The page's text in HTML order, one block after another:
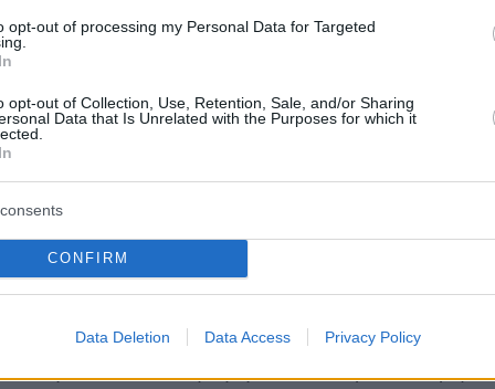
opt-out of processing my Personal Data for Targeted
opt-out of Collection, Use, Retention, Sale, and/or Sharing
Data that Is Unrelated with the Purposes for which it
CONFIRM
Data Deletion Data Access Privacy Policy
τιμές στα υπόλοιπα κρέατα, ενδεικτικά, στη
βρει κανείς το χοιρινό, που τα τελευταία
ως συμπλήρωμα στο γιορτινό τραπέζι, είτε
είτε μπριζόλες, πανσέτες, να ξεκινά από τα 5
κιλό. Τα έντερα είναι στα 6 ευρώ και οι
εντόσθια για την μαγειρίτσα ή το κοκορέτσι
– 8 ευρώ το κιλό.
πόσο μπορεί να βρουν οι καταναλωτές
της εβδομάδας, ο κ. Νιώτης επισήμανε
να πέσει η τιμή αλλά «περισσότερη